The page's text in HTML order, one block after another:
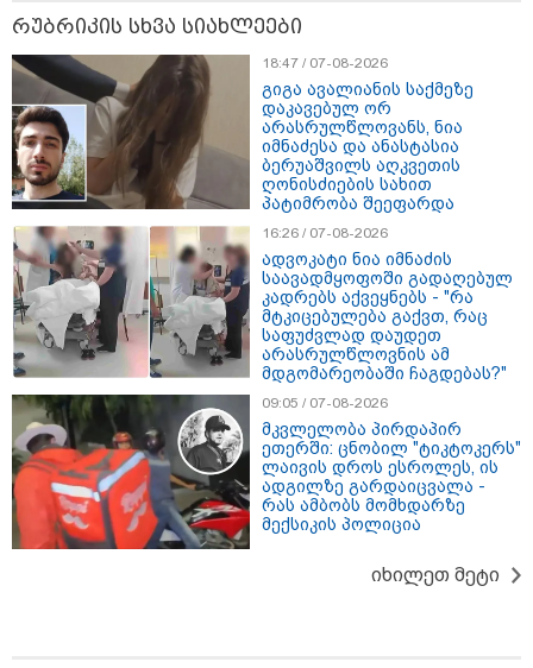
15:47 / 07-08-2026
Tower Group და BREEAM - ხარისხის საერთაშორისო
სტანდარტი ქართულ დეველოპმენტში
რუბრიკის სხვა სიახლეები
18:47 / 07-08-2026
გიგა ავალიანის საქმეზე
დაკავებულ ორ
არასრულწლოვანს, ნია
იმნაძესა და ანასტასია
ბერუაშვილს აღკვეთის
ღონისძიების სახით
პატიმრობა შეეფარდა
16:26 / 07-08-2026
ადვოკატი ნია იმნაძის
საავადმყოფოში გადაღებულ
კადრებს აქვეყნებს - "რა
მტკიცებულება გაქვთ, რაც
საფუძვლად დაუდეთ
არასრულწლოვნის ამ
მდგომარეობაში ჩაგდებას?"
09:05 / 07-08-2026
მკვლელობა პირდაპირ
ეთერში: ცნობილ "ტიკტოკერს"
ლაივის დროს ესროლეს, ის
ადგილზე გარდაიცვალა -
რას ამბობს მომხდარზე
მექსიკის პოლიცია
იხილეთ მეტი